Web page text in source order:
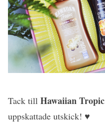
Tack till Hawaiian Tropic
uppskattade utskick! ♥